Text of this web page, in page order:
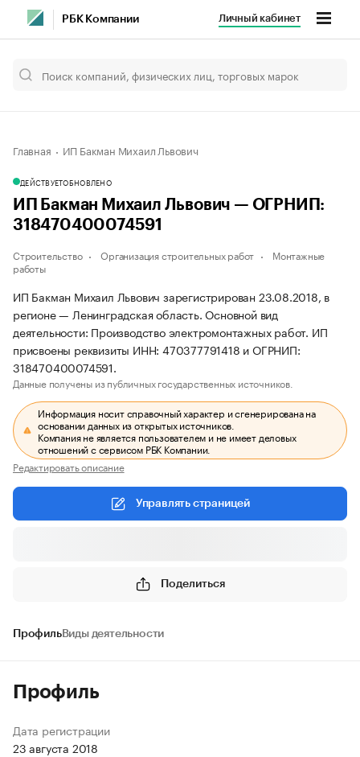
РБК Компании Личный кабинет
Главная ИП Бакман Михаил Львович
ДЕЙСТВУЕТОБНОВЛЕНО
ИП Бакман Михаил Львович — ОГРНИП:
318470400074591
Строительство Организация строительных работ
Монтажные
работы
ИП Бакман Михаил Львович зарегистрирован 23.08.2018, в
регионе — Ленинградская область. Основной вид
деятельности: Производство электромонтажных работ. ИП
присвоены реквизиты ИНН: 470377791418 и ОГРНИП:
318470400074591.
Данные получены из публичных государственных источников.
Информация носит справочный характер и сгенерирована на
основании данных из открытых источников.
Компания не является пользователем и не имеет деловых
отношений с сервисом РБК Компании.
Редактировать описание
Управлять страницей
Поделиться
ПрофильВиды деятельности
Профиль
Дата регистрации
23 августа 2018